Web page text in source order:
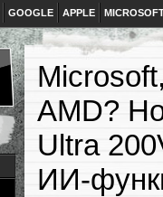
GOOGLE APPLE
AMD?
Ultra
ИИ-